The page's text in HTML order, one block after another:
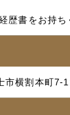
歴書をお持ち
市横割本町7-